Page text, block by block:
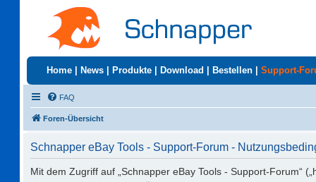
Home News Produkte Download Bestellen Support-
FAQ
Foren-Übersicht
Schnapper eBay Tools - Support-Forum -
Mit dem Zugriff auf „Schnapper eBay Tools - Support-Forum“